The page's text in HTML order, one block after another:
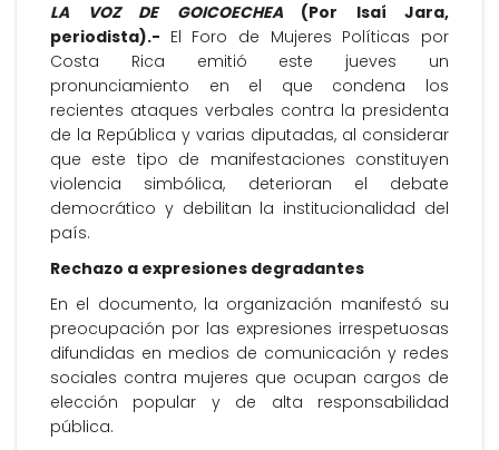
LA VOZ DE GOICOECHEA(Por Isaí Jara,
periodista).- El Foro de Mujeres Políticas por
Costa Rica emitió este jueves un
pronunciamiento en el que condena los
recientes ataques verbales contra la presidenta
de la República y varias diputadas, al considerar
que este tipo de manifestaciones constituyen
violencia simbólica, deterioran el debate
democrático y debilitan la institucionalidad del
país.
Rechazo a expresiones degradantes
En el documento, la organización manifestó su
preocupación por las expresiones irrespetuosas
difundidas en medios de comunicación y redes
sociales contra mujeres que ocupan cargos de
elección popular y de alta responsabilidad
pública.